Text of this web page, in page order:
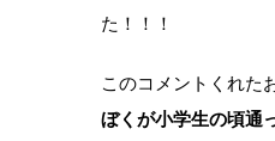
た！！！
このコメントくれた
ぼくが小学生の頃通